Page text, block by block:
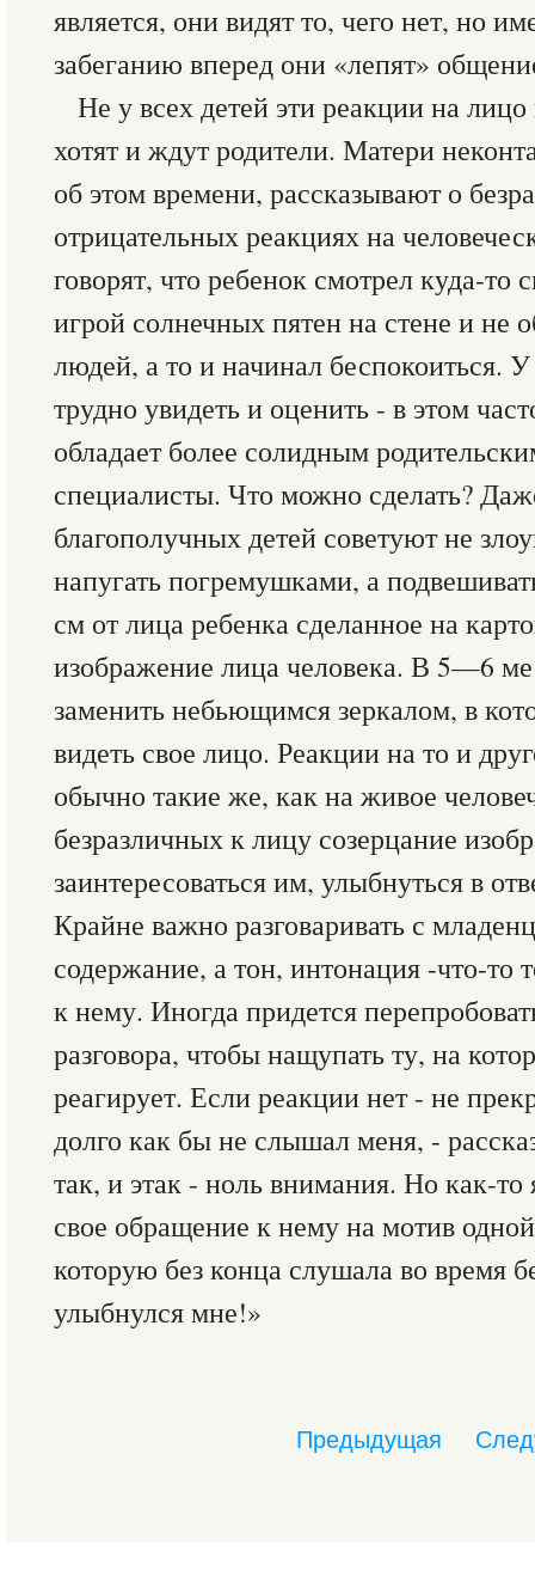
является, они видят то, чего нет, но
забеганию вперед они «лепят»
Не у всех детей эти реакции на
хотят и ждут родители. Матери
об этом времени, рассказывают о
отрицательных реакциях на
говорят, что ребенок смотрел куда-то
игрой солнечных пятен на стене и не
людей, а то и начинал беспокоиться.
трудно увидеть и оценить - в этом
обладает более солидным
специалисты. Что можно сделать?
благополучных детей советуют не
напугать погремушками, а
см от лица ребенка сделанное на
изображение лица человека. В 5—6
заменить небьющимся зеркалом, в
видеть свое лицо. Реакции на то и
обычно такие же, как на живое
безразличных к лицу созерцание
заинтересоваться им, улыбнуться в
Крайне важно разговаривать с
содержание, а тон, интонация -что-то
к нему. Иногда придется
разговора, чтобы нащупать ту, на
реагирует. Если реакции нет - не
долго как бы не слышал меня, -
так, и этак - ноль внимания. Но как-то
свое обращение к нему на мотив
которую без конца слушала во время
улыбнулся мне!»
Предыдущая